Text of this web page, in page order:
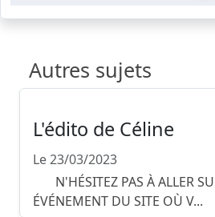
Autres sujets
L'édito de Céline
Le 23/03/2023
N'HÉSITEZ PAS À ALLER
ÉVÉNEMENT DU SITE OÙ V...